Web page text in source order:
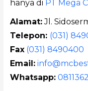
hanya di PT Mega
Alamat:Jl.
Telepon: (031)
Fax (031) 8490400
Email:
Whatsapp: